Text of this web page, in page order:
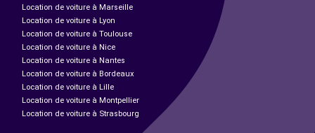
Location de voiture à Marseille
Location de voiture à Lyon
Location de voiture à Toulouse
Location de voiture à Nice
Location de voiture à Nantes
Location de voiture à Bordeaux
Location de voiture à Lille
Location de voiture à Montpellier
Location de voiture à Strasbourg